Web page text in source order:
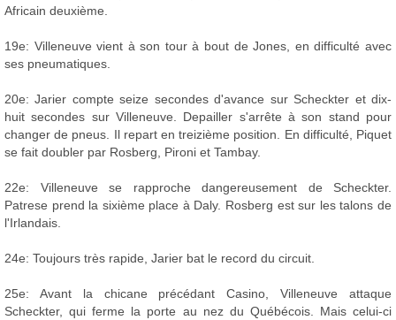
Africain deuxième.
19e: Villeneuve vient à son tour à bout de Jones, en difficulté avec
ses pneumatiques.
20e: Jarier compte seize secondes d'avance sur Scheckter et dix-
huit secondes sur Villeneuve. Depailler s'arrête à son stand pour
changer de pneus. Il repart en treizième position. En difficulté, Piquet
se fait doubler par Rosberg, Pironi et Tambay.
22e: Villeneuve se rapproche dangereusement de Scheckter.
Patrese prend la sixième place à Daly. Rosberg est sur les talons de
l'Irlandais.
24e: Toujours très rapide, Jarier bat le record du circuit.
25e: Avant la chicane précédant Casino, Villeneuve attaque
Scheckter, qui ferme la porte au nez du Québécois. Mais celui-ci